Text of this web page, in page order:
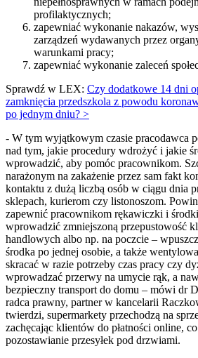
profilaktycznych;
zapewniać wykonanie nakazów,
zarządzeń wydawanych przez
warunkami pracy;
zapewniać wykonanie zaleceń
Sprawdź w LEX: Czy dodatkowe 14 dni
zamknięcia przedszkola z powodu
po jednym dniu? >
- W tym wyjątkowym czasie pracodawca
nad tym, jakie procedury wdrożyć i jakie
wprowadzić, aby pomóc pracownikom.
narażonym na zakażenie przez sam fakt
kontaktu z dużą liczbą osób w ciągu dnia
sklepach, kurierom czy listonoszom.
zapewnić pracownikom rękawiczki i
wprowadzić zmniejszoną przepustowość
handlowych albo np. na poczcie –
środka po jednej osobie, a także
skracać w razie potrzeby czas pracy czy
wprowadzać przerwy na umycie rąk, a
bezpieczny transport do domu – mówi dr
radca prawny, partner w kancelarii
twierdzi, supermarkety przechodzą na
zachęcając klientów do płatności online,
pozostawianie przesyłek pod drzwiami.